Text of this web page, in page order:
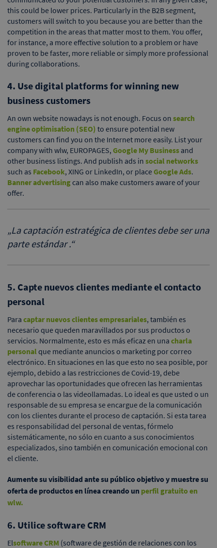
this could be lower prices. Particularly in the B2B segment,
customers will switch to you because you are better than the
competition in the areas that matter most to them. You offer,
for instance, a more effective solution to a problem or have
proven to be faster, more reliable or simply more professional
during collaborations.
4. Use digital platforms for winning new
business customers
An own website nowadays is not enough. Focus on search
engine optimisation (SEO) to ensure potential new
customers can find you on the Internet more easily. List your
company with wlw, EUROPAGES, Google My Business and
other business listings. And publish ads in social networks
such as Facebook, XING or LinkedIn, or placeGoogle Ads.
Banner advertising can also make customers aware of your
offer.
„La captación estratégica de clientes debe ser una
parte estándar .“
5. Capte nuevos clientes mediante el contacto
personal
Para captar nuevos clientes empresariales, también es
necesario que queden maravillados por sus productos o
servicios. Normalmente, esto es más eficaz en una charla
personalque mediante anuncios o marketing por correo
electrónico. En situaciones en las que esto no sea posible, por
ejemplo, debido a las restricciones de Covid-19, debe
aprovechar las oportunidades que ofrecen las herramientas
de conferencia o las videollamadas. Lo ideal es que usted o un
responsable de su empresa se encargue de la comunicación
con los clientes durante el proceso de captación. Si esta tarea
es responsabilidad del personal de ventas, fórmelo
sistemáticamente, no sólo en cuanto a sus conocimientos
especializados, sino también en comunicación emocional con
el cliente.
Aumente su visibilidad ante su público objetivo y muestre su
oferta de productos en línea creando un perfil gratuito en
wlw.
6. Utilice software CRM
Elsoftware CRM (software de gestión de relaciones con los